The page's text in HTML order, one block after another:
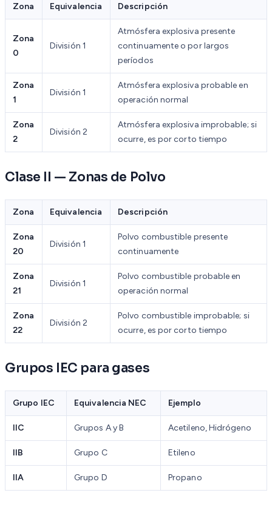
Zona Equivalencia Descripción
Zona
0
División 1
Atmósfera explosiva presente
continuamente o por largos
períodos
Zona
1
División 1
Atmósfera explosiva probable en
operación normal
Zona
2
División 2
Atmósfera explosiva improbable; si
ocurre, es por corto tiempo
Clase II — Zonas de Polvo
Zona Equivalencia Descripción
Zona
20
División 1
Polvo combustible presente
continuamente
Zona
21
División 1
Polvo combustible probable en
operación normal
Zona
22
División 2
Polvo combustible improbable; si
ocurre, es por corto tiempo
Grupos IEC para gases
Grupo IEC Equivalencia NEC Ejemplo
IIC Grupos A y B Acetileno, Hidrógeno
IIB Grupo C Etileno
IIA Grupo D Propano